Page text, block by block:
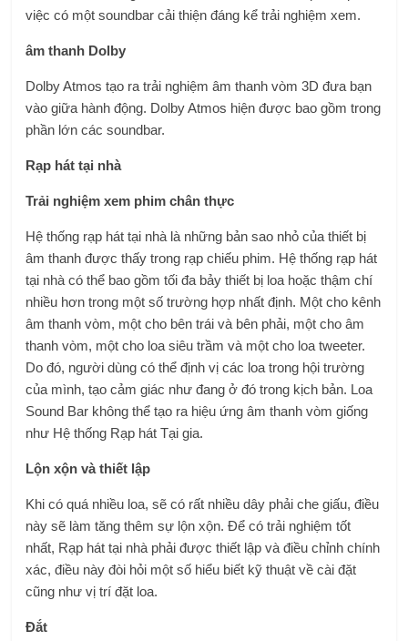
việc có một soundbar cải thiện đáng kể trải nghiệm xem.
âm thanh Dolby
Dolby Atmos tạo ra trải nghiệm âm thanh vòm 3D đưa bạn
vào giữa hành động. Dolby Atmos hiện được bao gồm trong
phần lớn các soundbar.
Rạp hát tại nhà
Trải nghiệm xem phim chân thực
Hệ thống rạp hát tại nhà là những bản sao nhỏ của thiết bị
âm thanh được thấy trong rạp chiếu phim. Hệ thống rạp hát
tại nhà có thể bao gồm tối đa bảy thiết bị loa hoặc thậm chí
nhiều hơn trong một số trường hợp nhất định. Một cho kênh
âm thanh vòm, một cho bên trái và bên phải, một cho âm
thanh vòm, một cho loa siêu trầm và một cho loa tweeter.
Do đó, người dùng có thể định vị các loa trong hội trường
của mình, tạo cảm giác như đang ở đó trong kịch bản. Loa
Sound Bar không thể tạo ra hiệu ứng âm thanh vòm giống
như Hệ thống Rạp hát Tại gia.
Lộn xộn và thiết lập
Khi có quá nhiều loa, sẽ có rất nhiều dây phải che giấu, điều
này sẽ làm tăng thêm sự lộn xộn. Để có trải nghiệm tốt
nhất, Rạp hát tại nhà phải được thiết lập và điều chỉnh chính
xác, điều này đòi hỏi một số hiểu biết kỹ thuật về cài đặt
cũng như vị trí đặt loa.
Đắt